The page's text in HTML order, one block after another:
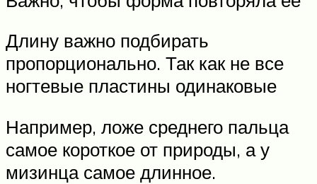
Длину важно подбирать
пропорционально. Так как не все
ногтевые пластины одинаковые
Например, ложе среднего пальца
самое короткое от природы, а у
мизинца самое длинное.